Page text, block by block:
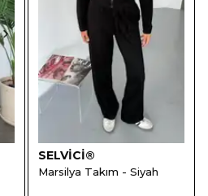
SELVİCİ®
Marsilya Takım - Siyah